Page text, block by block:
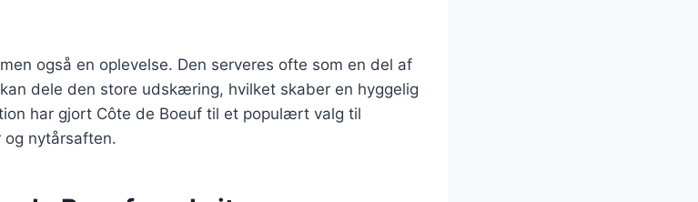
også en oplevelse. Den serveres ofte som en del af
dele den store udskæring, hvilket skaber en hyggelig
har gjort Côte de Boeuf til et populært valg til
og nytårsaften.